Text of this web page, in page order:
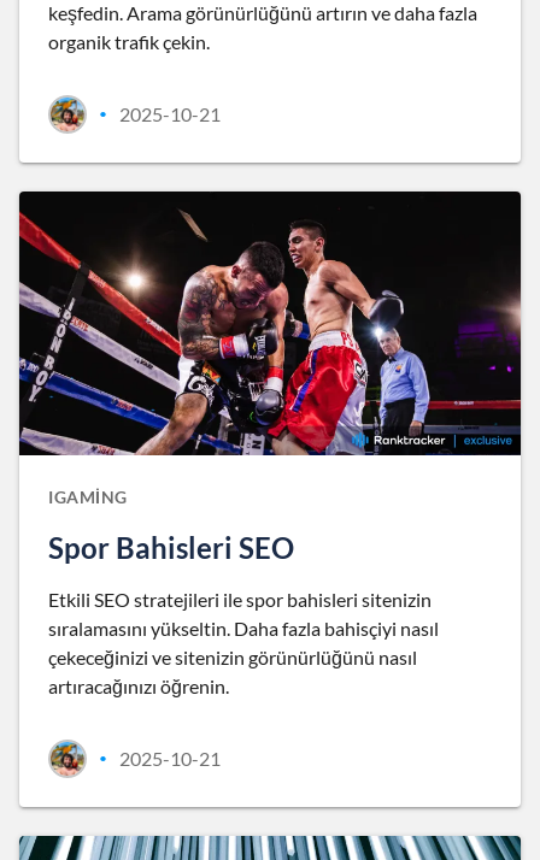
keşfedin. Arama görünürlüğünü artırın ve daha fazla
organik trafik çekin.
• 2025-10-21
IGAMING
Spor Bahisleri SEO
Etkili SEO stratejileri ile spor bahisleri sitenizin
sıralamasını yükseltin. Daha fazla bahisçiyi nasıl
çekeceğinizi ve sitenizin görünürlüğünü nasıl
artıracağınızı öğrenin.
• 2025-10-21